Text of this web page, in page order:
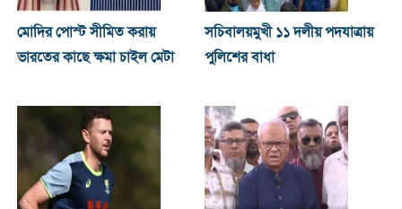
মোদির পোস্ট সীমিত করায়
ভারতের কাছে ক্ষমা চাইল মেটা
সচিবালয়মুখী ১১ দলীয় পদযাত্রায়
পুলিশের বাধা